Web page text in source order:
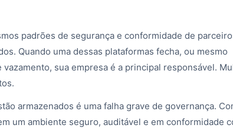
padrões de segurança e conformidade de
Quando uma dessas plataformas fecha, ou mesmo
sua empresa é a principal responsável.
armazenados é uma falha grave de governança.
um ambiente seguro, auditável e em conformidade